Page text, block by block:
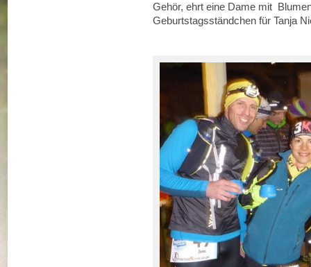
Gehör, ehrt eine Dame mit
Geburtstagsständchen für Tanja